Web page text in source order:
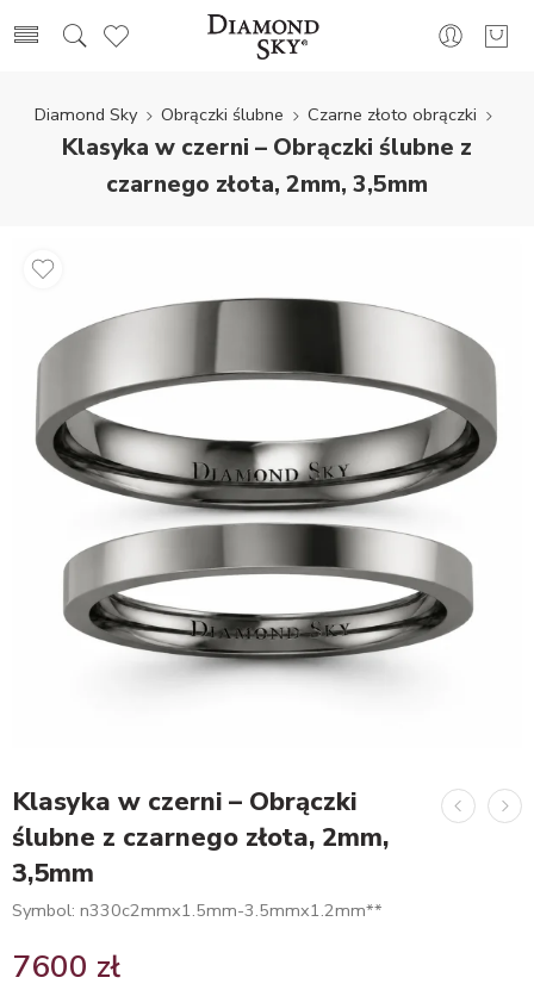
Diamond Sky Obrączki ślubne Czarne złoto obrączki
Klasyka w czerni – Obrączki ślubne z
czarnego złota, 2mm, 3,5mm
Klasyka w czerni – Obrączki
ślubne z czarnego złota, 2mm,
3,5mm
Symbol: n330c2mmx1.5mm-3.5mmx1.2mm**
7600 zł